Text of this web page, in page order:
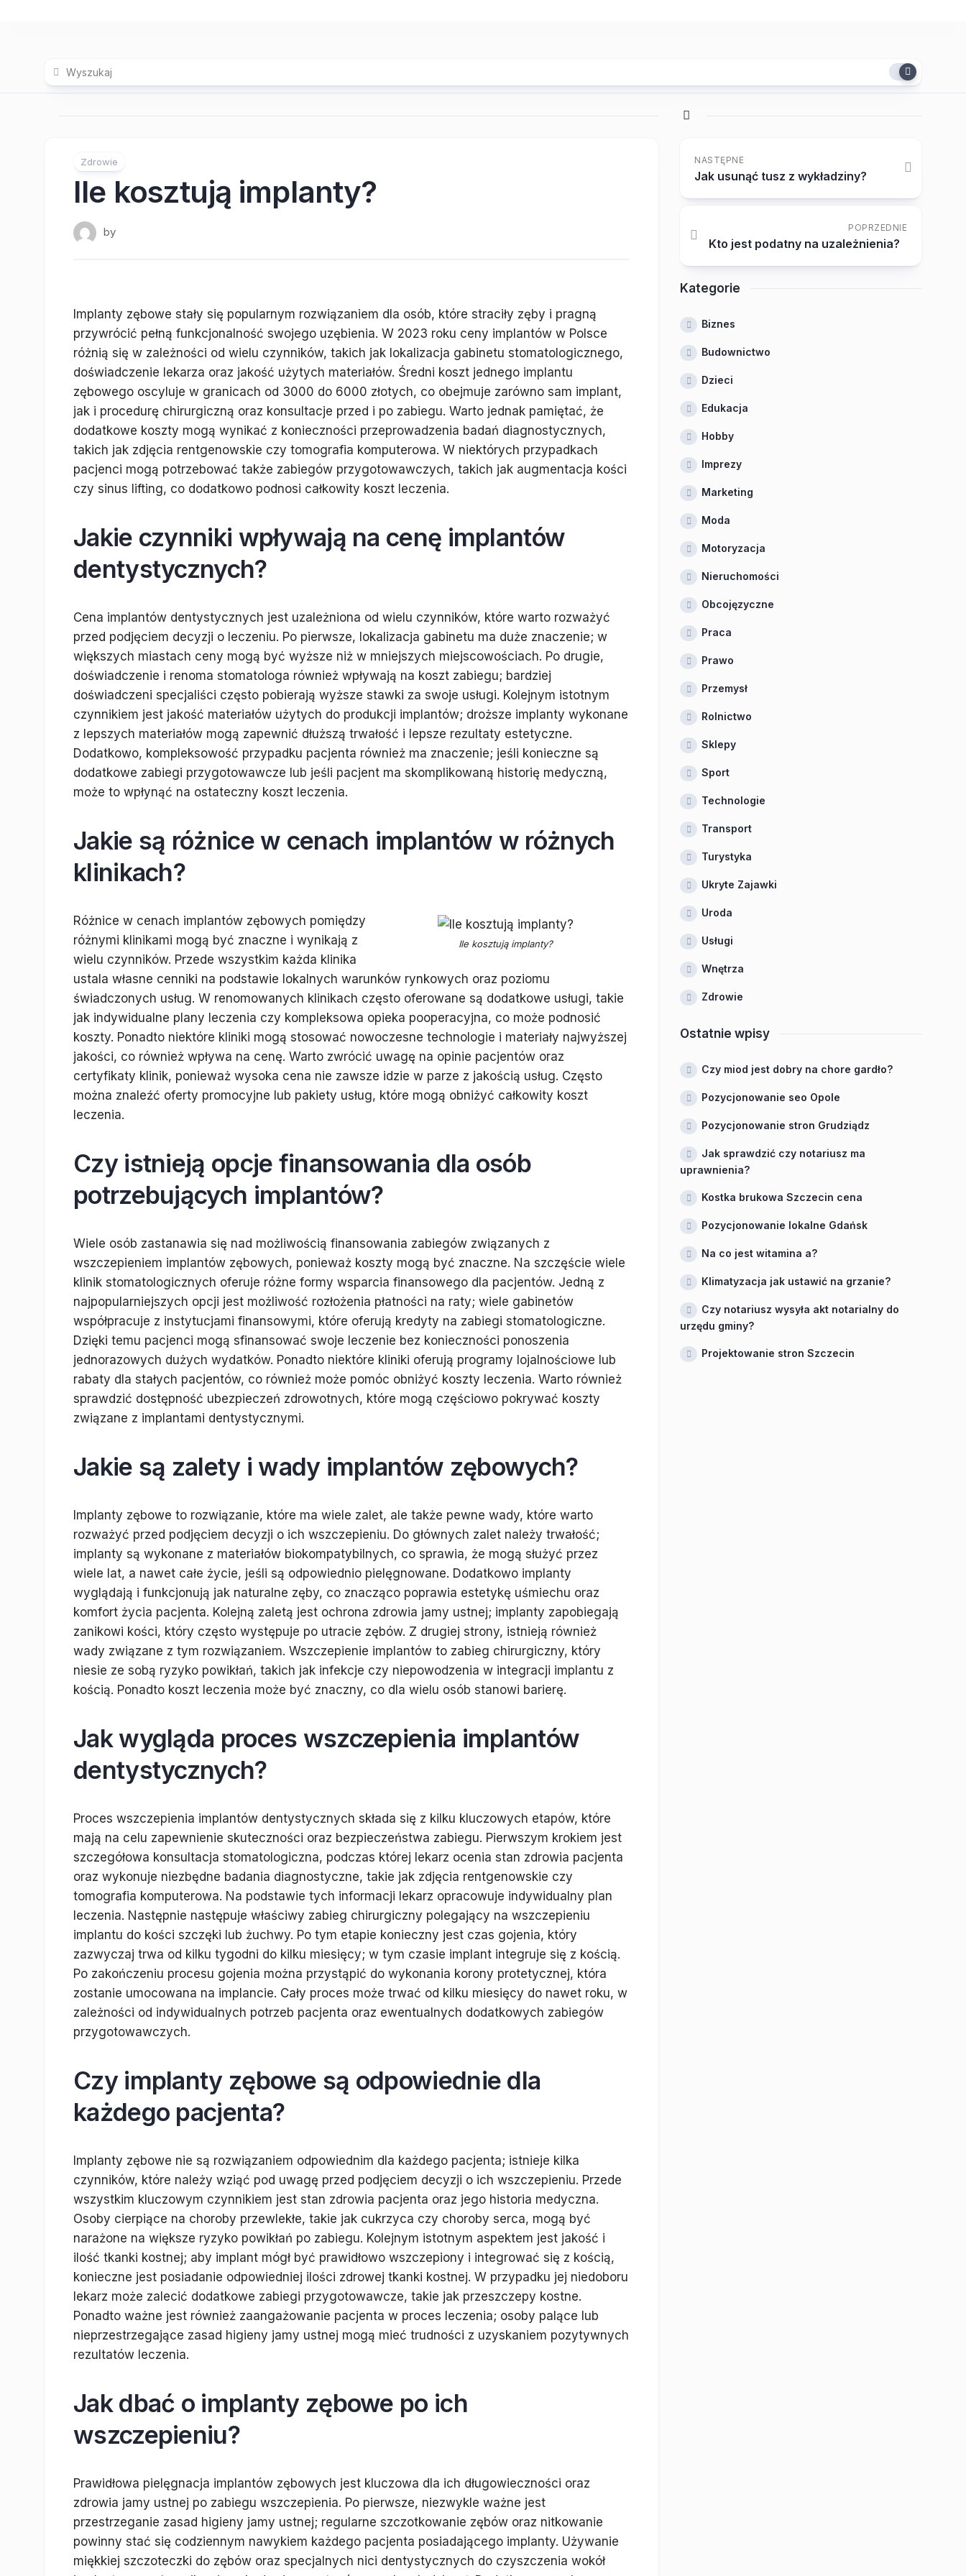
Zdrowie
Ile kosztują implanty?
by
Implanty zębowe stały się popularnym rozwiązaniem dla osób, które straciły zęby i pragną
przywrócić pełną funkcjonalność swojego uzębienia. W 2023 roku ceny implantów w Polsce
różnią się w zależności od wielu czynników, takich jak lokalizacja gabinetu stomatologicznego,
doświadczenie lekarza oraz jakość użytych materiałów. Średni koszt jednego implantu
zębowego oscyluje w granicach od 3000 do 6000 złotych, co obejmuje zarówno sam implant,
jak i procedurę chirurgiczną oraz konsultacje przed i po zabiegu. Warto jednak pamiętać, że
dodatkowe koszty mogą wynikać z konieczności przeprowadzenia badań diagnostycznych,
takich jak zdjęcia rentgenowskie czy tomografia komputerowa. W niektórych przypadkach
pacjenci mogą potrzebować także zabiegów przygotowawczych, takich jak augmentacja kości
czy sinus lifting, co dodatkowo podnosi całkowity koszt leczenia.
Jakie czynniki wpływają na cenę implantów
dentystycznych?
Cena implantów dentystycznych jest uzależniona od wielu czynników, które warto rozważyć
przed podjęciem decyzji o leczeniu. Po pierwsze, lokalizacja gabinetu ma duże znaczenie; w
większych miastach ceny mogą być wyższe niż w mniejszych miejscowościach. Po drugie,
doświadczenie i renoma stomatologa również wpływają na koszt zabiegu; bardziej
doświadczeni specjaliści często pobierają wyższe stawki za swoje usługi. Kolejnym istotnym
czynnikiem jest jakość materiałów użytych do produkcji implantów; droższe implanty wykonane
z lepszych materiałów mogą zapewnić dłuższą trwałość i lepsze rezultaty estetyczne.
Dodatkowo, kompleksowość przypadku pacjenta również ma znaczenie; jeśli konieczne są
dodatkowe zabiegi przygotowawcze lub jeśli pacjent ma skomplikowaną historię medyczną,
może to wpłynąć na ostateczny koszt leczenia.
Jakie są różnice w cenach implantów w różnych
klinikach?
Ile kosztują implanty?
Różnice w cenach implantów zębowych pomiędzy
różnymi klinikami mogą być znaczne i wynikają z
wielu czynników. Przede wszystkim każda klinika
ustala własne cenniki na podstawie lokalnych warunków rynkowych oraz poziomu
świadczonych usług. W renomowanych klinikach często oferowane są dodatkowe usługi, takie
jak indywidualne plany leczenia czy kompleksowa opieka pooperacyjna, co może podnosić
koszty. Ponadto niektóre kliniki mogą stosować nowoczesne technologie i materiały najwyższej
jakości, co również wpływa na cenę. Warto zwrócić uwagę na opinie pacjentów oraz
certyfikaty klinik, ponieważ wysoka cena nie zawsze idzie w parze z jakością usług. Często
można znaleźć oferty promocyjne lub pakiety usług, które mogą obniżyć całkowity koszt
leczenia.
Czy istnieją opcje finansowania dla osób
potrzebujących implantów?
Wiele osób zastanawia się nad możliwością finansowania zabiegów związanych z
wszczepieniem implantów zębowych, ponieważ koszty mogą być znaczne. Na szczęście wiele
klinik stomatologicznych oferuje różne formy wsparcia finansowego dla pacjentów. Jedną z
najpopularniejszych opcji jest możliwość rozłożenia płatności na raty; wiele gabinetów
współpracuje z instytucjami finansowymi, które oferują kredyty na zabiegi stomatologiczne.
Dzięki temu pacjenci mogą sfinansować swoje leczenie bez konieczności ponoszenia
jednorazowych dużych wydatków. Ponadto niektóre kliniki oferują programy lojalnościowe lub
rabaty dla stałych pacjentów, co również może pomóc obniżyć koszty leczenia. Warto również
sprawdzić dostępność ubezpieczeń zdrowotnych, które mogą częściowo pokrywać koszty
związane z implantami dentystycznymi.
Jakie są zalety i wady implantów zębowych?
Implanty zębowe to rozwiązanie, które ma wiele zalet, ale także pewne wady, które warto
rozważyć przed podjęciem decyzji o ich wszczepieniu. Do głównych zalet należy trwałość;
implanty są wykonane z materiałów biokompatybilnych, co sprawia, że mogą służyć przez
wiele lat, a nawet całe życie, jeśli są odpowiednio pielęgnowane. Dodatkowo implanty
wyglądają i funkcjonują jak naturalne zęby, co znacząco poprawia estetykę uśmiechu oraz
komfort życia pacjenta. Kolejną zaletą jest ochrona zdrowia jamy ustnej; implanty zapobiegają
zanikowi kości, który często występuje po utracie zębów. Z drugiej strony, istnieją również
wady związane z tym rozwiązaniem. Wszczepienie implantów to zabieg chirurgiczny, który
niesie ze sobą ryzyko powikłań, takich jak infekcje czy niepowodzenia w integracji implantu z
kością. Ponadto koszt leczenia może być znaczny, co dla wielu osób stanowi barierę.
Jak wygląda proces wszczepienia implantów
dentystycznych?
Proces wszczepienia implantów dentystycznych składa się z kilku kluczowych etapów, które
mają na celu zapewnienie skuteczności oraz bezpieczeństwa zabiegu. Pierwszym krokiem jest
szczegółowa konsultacja stomatologiczna, podczas której lekarz ocenia stan zdrowia pacjenta
oraz wykonuje niezbędne badania diagnostyczne, takie jak zdjęcia rentgenowskie czy
tomografia komputerowa. Na podstawie tych informacji lekarz opracowuje indywidualny plan
leczenia. Następnie następuje właściwy zabieg chirurgiczny polegający na wszczepieniu
implantu do kości szczęki lub żuchwy. Po tym etapie konieczny jest czas gojenia, który
zazwyczaj trwa od kilku tygodni do kilku miesięcy; w tym czasie implant integruje się z kością.
Po zakończeniu procesu gojenia można przystąpić do wykonania korony protetycznej, która
zostanie umocowana na implancie. Cały proces może trwać od kilku miesięcy do nawet roku, w
zależności od indywidualnych potrzeb pacjenta oraz ewentualnych dodatkowych zabiegów
przygotowawczych.
Czy implanty zębowe są odpowiednie dla
każdego pacjenta?
Implanty zębowe nie są rozwiązaniem odpowiednim dla każdego pacjenta; istnieje kilka
czynników, które należy wziąć pod uwagę przed podjęciem decyzji o ich wszczepieniu. Przede
wszystkim kluczowym czynnikiem jest stan zdrowia pacjenta oraz jego historia medyczna.
Osoby cierpiące na choroby przewlekłe, takie jak cukrzyca czy choroby serca, mogą być
narażone na większe ryzyko powikłań po zabiegu. Kolejnym istotnym aspektem jest jakość i
ilość tkanki kostnej; aby implant mógł być prawidłowo wszczepiony i integrować się z kością,
konieczne jest posiadanie odpowiedniej ilości zdrowej tkanki kostnej. W przypadku jej niedoboru
lekarz może zalecić dodatkowe zabiegi przygotowawcze, takie jak przeszczepy kostne.
Ponadto ważne jest również zaangażowanie pacjenta w proces leczenia; osoby palące lub
nieprzestrzegające zasad higieny jamy ustnej mogą mieć trudności z uzyskaniem pozytywnych
rezultatów leczenia.
Jak dbać o implanty zębowe po ich
wszczepieniu?
Prawidłowa pielęgnacja implantów zębowych jest kluczowa dla ich długowieczności oraz
zdrowia jamy ustnej po zabiegu wszczepienia. Po pierwsze, niezwykle ważne jest
przestrzeganie zasad higieny jamy ustnej; regularne szczotkowanie zębów oraz nitkowanie
powinny stać się codziennym nawykiem każdego pacjenta posiadającego implanty. Używanie
miękkiej szczoteczki do zębów oraz specjalnych nici dentystycznych do czyszczenia wokół
NASTĘPNE
Jak usunąć tusz z wykładziny?
POPRZEDNIE
Kto jest podatny na uzależnienia?
Kategorie
Biznes
Budownictwo
Dzieci
Edukacja
Hobby
Imprezy
Marketing
Moda
Motoryzacja
Nieruchomości
Obcojęzyczne
Praca
Prawo
Przemysł
Rolnictwo
Sklepy
Sport
Technologie
Transport
Turystyka
Ukryte Zajawki
Uroda
Usługi
Wnętrza
Zdrowie
Ostatnie wpisy
Czy miod jest dobry na chore gardło?
Pozycjonowanie seo Opole
Pozycjonowanie stron Grudziądz
Jak sprawdzić czy notariusz ma
uprawnienia?
Kostka brukowa Szczecin cena
Pozycjonowanie lokalne Gdańsk
Na co jest witamina a?
Klimatyzacja jak ustawić na grzanie?
Czy notariusz wysyła akt notarialny do
urzędu gminy?
Projektowanie stron Szczecin